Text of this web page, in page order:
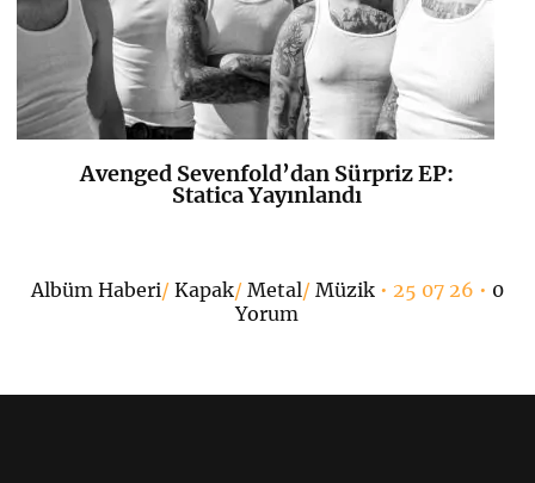
K+
Avenged Sevenfold’dan Sürpriz EP:
Statica Yayınlandı
Albüm Haberi/ Kapak/ Metal/ Müzik• 25 07 26 • 0
Yorum